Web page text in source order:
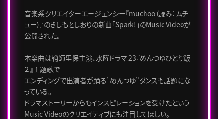
音楽系クリエイターエージェンシー『muchoo（読み：ムチ
ュー）』のきしもとしおりの新曲「Spark!」のMusic Videoが
公開された。
本楽曲は鞘師里保主演、水曜ドラマ 23『めんつゆひとり飯
２』主題歌で
エンディングで出演者が踊る”めんつゆ”ダンスも話題にな
っている。
ドラマストーリーからもインスピレーションを受けたという
Music Videoのクリエイティブにも注目してほしい。